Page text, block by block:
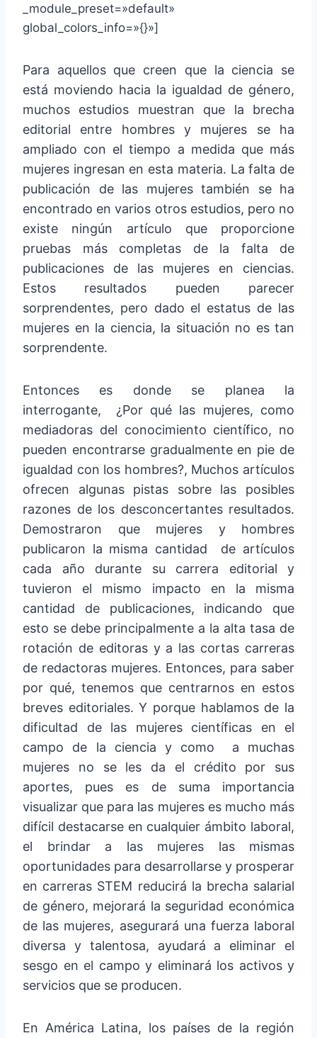
_module_preset=»default»
global_colors_info=»{}»]
Para aquellos que creen que la ciencia se
está moviendo hacia la igualdad de género,
muchos estudios muestran que la brecha
editorial entre hombres y mujeres se ha
ampliado con el tiempo a medida que más
mujeres ingresan en esta materia. La falta de
publicación de las mujeres también se ha
encontrado en varios otros estudios, pero no
existe ningún artículo que proporcione
pruebas más completas de la falta de
publicaciones de las mujeres en ciencias.
Estos resultados pueden parecer
sorprendentes, pero dado el estatus de las
mujeres en la ciencia, la situación no es tan
sorprendente.
Entonces es donde se planea la
interrogante,
¿Por qué las mujeres, como
mediadoras del conocimiento científico, no
pueden encontrarse gradualmente en pie de
igualdad con los hombres?, Muchos artículos
ofrecen algunas pistas sobre las posibles
razones de los desconcertantes resultados.
Demostraron que mujeres y hombres
publicaron la misma cantidad
de artículos
cada año durante su carrera editorial y
tuvieron el mismo impacto en la misma
cantidad de publicaciones, indicando que
esto se debe principalmente a la alta tasa de
rotación de editoras y a las cortas carreras
de redactoras mujeres. Entonces, para saber
por qué, tenemos que centrarnos en estos
breves editoriales. Y porque hablamos de la
dificultad de las mujeres científicas en el
campo de la ciencia y como
a muchas
mujeres no se les da el crédito por sus
aportes, pues es de suma importancia
visualizar que para las mujeres es mucho más
difícil destacarse en cualquier ámbito laboral,
el brindar a las mujeres las mismas
oportunidades para desarrollarse y prosperar
en carreras STEM reducirá la brecha salarial
de género, mejorará la seguridad económica
de las mujeres, asegurará una fuerza laboral
diversa y talentosa, ayudará a eliminar el
sesgo en el campo y eliminará los activos y
servicios que se producen.
En América Latina, los países de la región